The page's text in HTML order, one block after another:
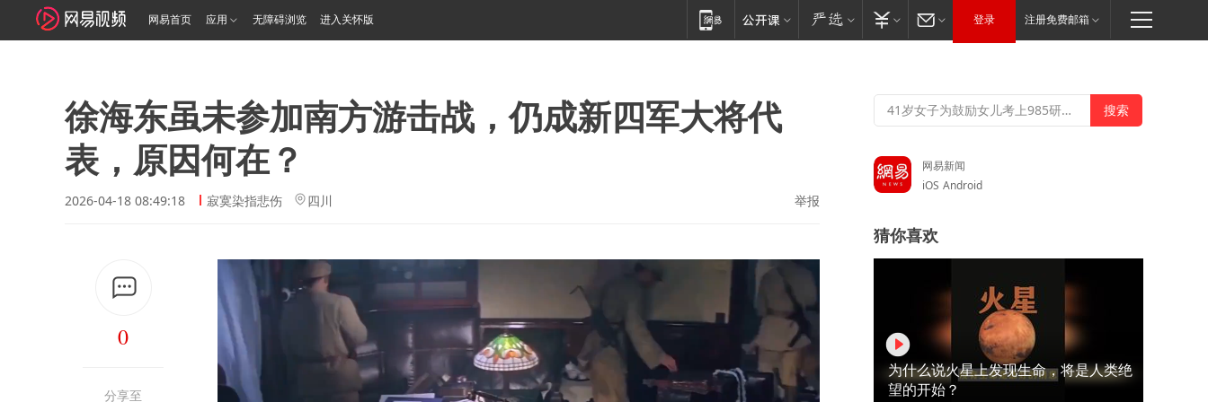
网易首页 应用 无障碍浏览 进入关怀版 登录 注册免费邮箱
徐海东虽未参加南方游击战，仍成新四军大将代
表，原因何在？
2026-04-18 08:49:18 寂寞染指悲伤 四川 举报
0
分享至
网易新闻
iOS Android
猜你喜欢
为什么说火星上发现生命，将是人类绝
望的开始？